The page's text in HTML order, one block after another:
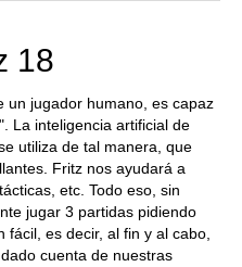
18
un jugador humano, es capaz
La inteligencia artificial de
utiliza de tal manera, que
Fritz nos ayudará a
etc. Todo eso, sin
jugar 3 partidas pidiendo
es decir, al fin y al cabo,
cuenta de nuestras